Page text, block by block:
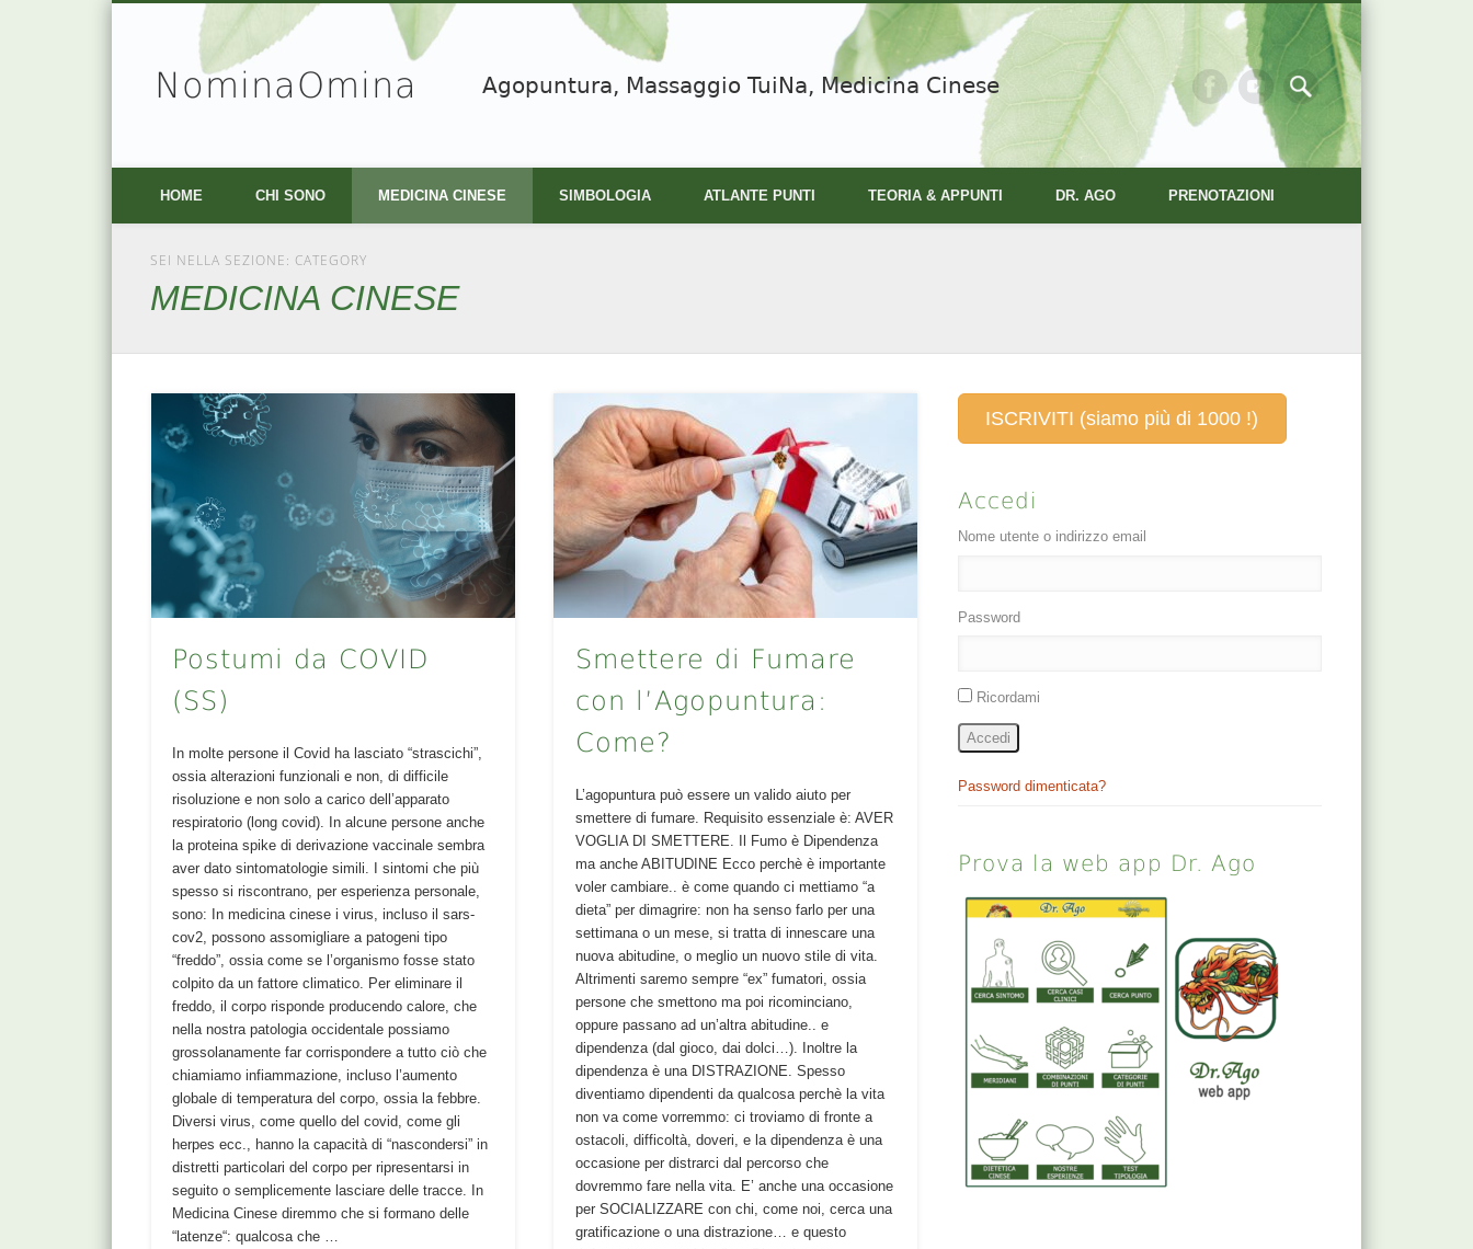
NominaOmina Agopuntura, Massaggio TuiNa, Medicina Cinese
Vimeo
HOME CHI SONO MEDICINA CINESE SIMBOLOGIA ATLANTE PUNTI TEORIA & APPUNTI DR. AGO PRENOTAZIONI
SEI NELLA SEZIONE: CATEGORY
MEDICINA CINESE
Postumi da COVID
(SS)
In molte persone il Covid ha lasciato “strascichi”,
ossia alterazioni funzionali e non, di difficile
risoluzione e non solo a carico dell’apparato
respiratorio (long covid). In alcune persone anche
la proteina spike di derivazione vaccinale sembra
aver dato sintomatologie simili. I sintomi che più
spesso si riscontrano, per esperienza personale,
sono: In medicina cinese i virus, incluso il sars-
cov2, possono assomigliare a patogeni tipo
“freddo”, ossia come se l’organismo fosse stato
colpito da un fattore climatico. Per eliminare il
freddo, il corpo risponde producendo calore, che
nella nostra patologia occidentale possiamo
grossolanamente far corrispondere a tutto ciò che
chiamiamo infiammazione, incluso l’aumento
globale di temperatura del corpo, ossia la febbre.
Diversi virus, come quello del covid, come gli
herpes ecc., hanno la capacità di “nascondersi” in
distretti particolari del corpo per ripresentarsi in
seguito o semplicemente lasciare delle tracce. In
Medicina Cinese diremmo che si formano delle
“latenze“: qualcosa che …
Smettere di Fumare
con l’Agopuntura:
Come?
L’agopuntura può essere un valido aiuto per
smettere di fumare. Requisito essenziale è: AVER
VOGLIA DI SMETTERE. Il Fumo è Dipendenza
ma anche ABITUDINE Ecco perchè è importante
voler cambiare.. è come quando ci mettiamo “a
dieta” per dimagrire: non ha senso farlo per una
settimana o un mese, si tratta di innescare una
nuova abitudine, o meglio un nuovo stile di vita.
Altrimenti saremo sempre “ex” fumatori, ossia
persone che smettono ma poi ricominciano,
oppure passano ad un’altra abitudine.. e
dipendenza (dal gioco, dai dolci…). Inoltre la
dipendenza è una DISTRAZIONE. Spesso
diventiamo dipendenti da qualcosa perchè la vita
non va come vorremmo: ci troviamo di fronte a
ostacoli, difficoltà, doveri, e la dipendenza è una
occasione per distrarci dal percorso che
dovremmo fare nella vita. E’ anche una occasione
per SOCIALIZZARE con chi, come noi, cerca una
gratificazione o una distrazione… e questo
ISCRIVITI (siamo più di 1000 !)
Accedi
Nome utente o indirizzo email
Password
Ricordami
Accedi
Password dimenticata?
Prova la web app Dr. Ago